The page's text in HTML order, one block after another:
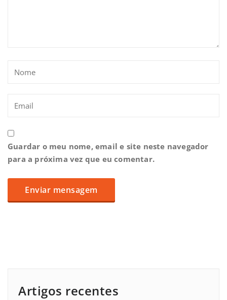
Guardar o meu nome, email e site neste navegador
para a próxima vez que eu comentar.
Artigos recentes